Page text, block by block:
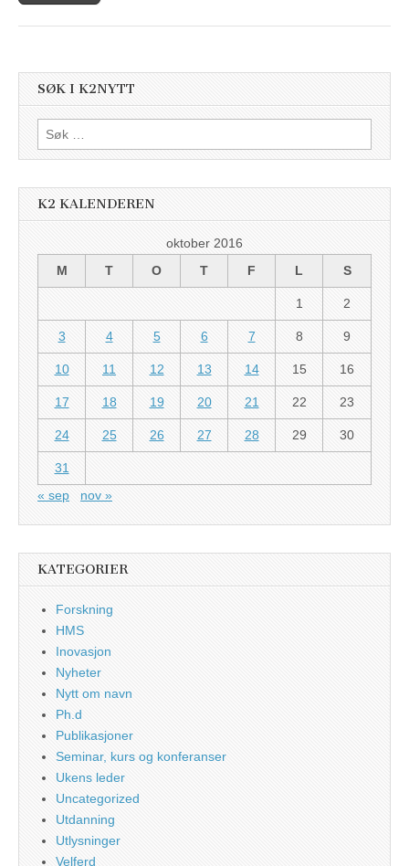
SØK I K2NYTT
Søk
etter:
K2 KALENDEREN
oktober 2016
M
T O T F L S
1 2
3 4 5 6 7 8 9
10 11 12 13 14 15 16
17 18 19 20 21 22 23
24 25 26 27 28 29 30
31
« sep
nov »
KATEGORIER
Forskning
HMS
Inovasjon
Nyheter
Nytt om navn
Ph.d
Publikasjoner
Seminar, kurs og konferanser
Ukens leder
Uncategorized
Utdanning
Utlysninger
Velferd